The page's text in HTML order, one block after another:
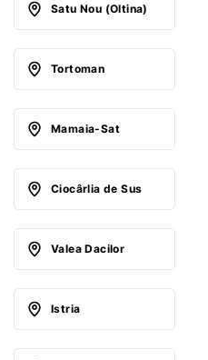
Satu Nou (Oltina)
Tortoman
Mamaia-Sat
Ciocârlia de Sus
Valea Dacilor
Istria